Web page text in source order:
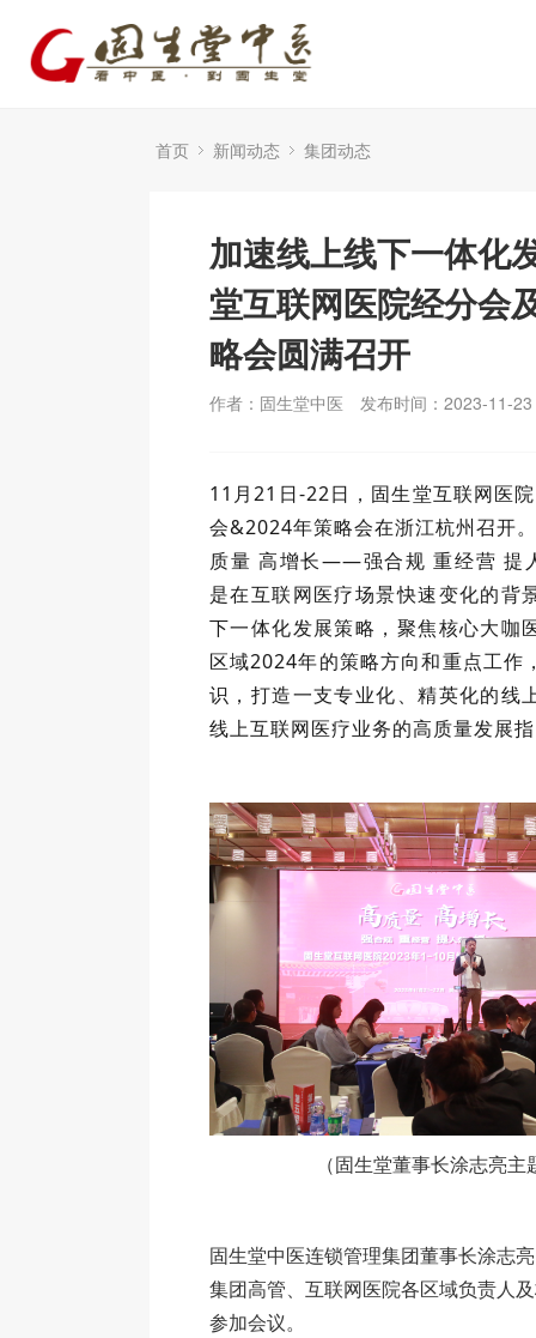
首页 新闻动态 集团动态
加速线上线下一体化
堂互联网医院经分会
略会圆满召开
作者：固生堂中医 发布时间：2023-11-23
11月21日-22日，固生堂互联网医
会&2024年策略会在浙江杭州召开
质量 高增长——强合规 重经营 提
是在互联网医疗场景快速变化的背
下一体化发展策略，聚焦核心大咖
区域2024年的策略方向和重点工作
识，打造一支专业化、精英化的线
线上互联网医疗业务的高质量发展
（固生堂董事长涂志亮主
固生堂中医连锁管理集团董事长涂志
集团高管、互联网医院各区域负责人
参加会议。